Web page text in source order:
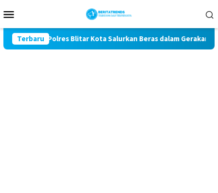
ke
Mobile
Terbaru
ke-81, Polres Blitar Kota Salurkan Beras dalam Gerakan Pangan